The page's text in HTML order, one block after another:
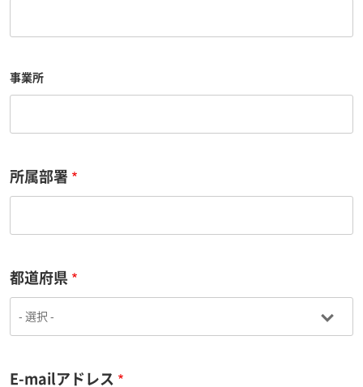
事業所
所属部署
都道府県
E-mailアドレス